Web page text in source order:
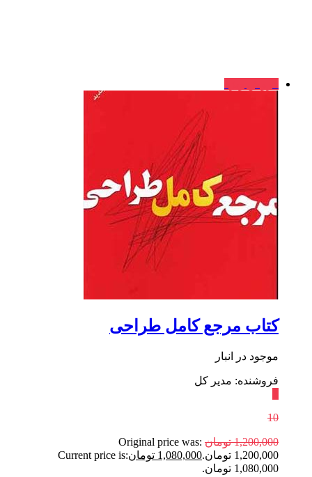
کتاب مرجع کامل طراحی
موجود در انبار
فروشنده: مدیر کل
10
1,200,000 تومان Original price was:
1,200,000 تومان.
1,080,000 تومانCurrent price is:
1,080,000 تومان.